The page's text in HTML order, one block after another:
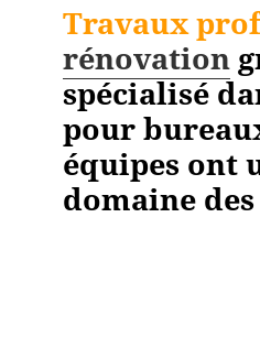
Travaux
rénovation
spécialisé
pour
équipes ont
domaine